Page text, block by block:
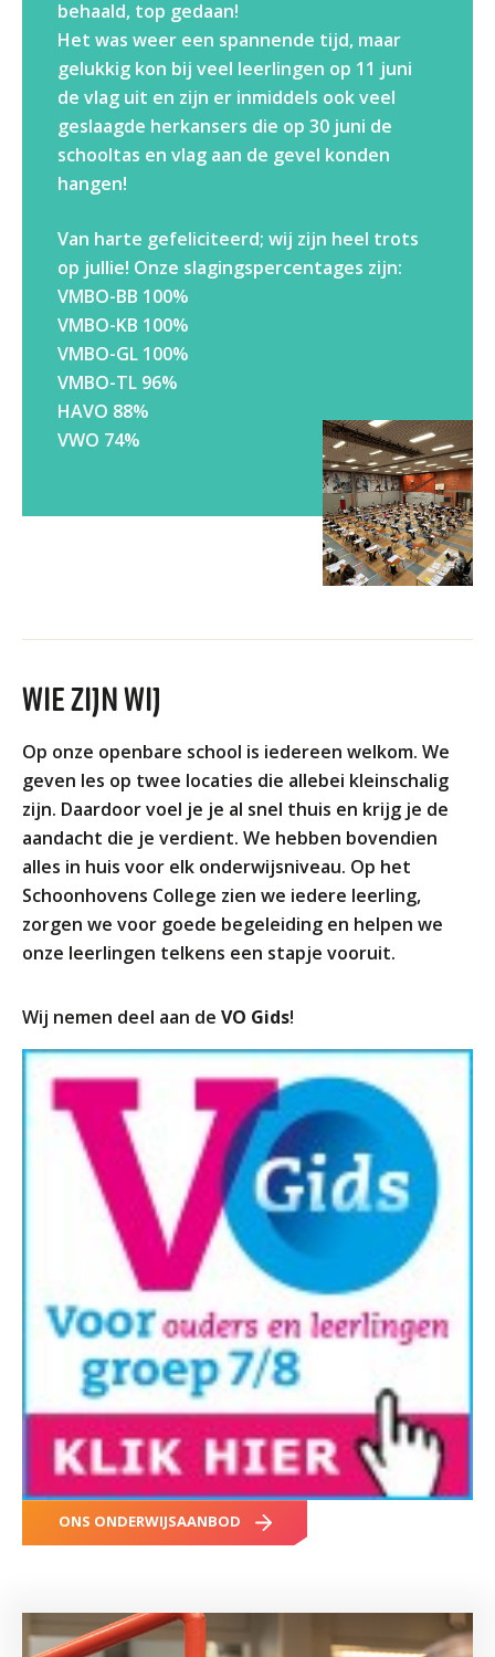
ORGANISATIE
Locaties
Missie en visie
Organisatie
Klachten en integriteit
Kennismaking / Open dagen
Schoolgids
Begeleiding
Profielen vmbo
Onderwijs op vmbo-tl, havo, vwo en tweetalig vwo
Projectklassen vmbo-tl, havo, vwo en tweetalig
vwo
Welke opleidingen bieden we aan?
NIEUWS
VACATURES EN STAGEPLEKKEN
WELKOM
ZOEKEN ELO MAGISTER AURA SCHOOL
GIDS ZERMELO
behaald, top gedaan!
Het was weer een spannende tijd, maar
gelukkig kon bij veel leerlingen op 11 juni
de vlag uit en zijn er inmiddels ook veel
geslaagde herkansers die op 30 juni de
schooltas en vlag aan de gevel konden
hangen!
Van harte gefeliciteerd; wij zijn heel trots
op jullie! Onze slagingspercentages zijn:
VMBO-BB 100%
VMBO-KB 100%
VMBO-GL 100%
VMBO-TL 96%
HAVO 88%
VWO 74%
WIE ZIJN WIJ
Op onze openbare school is iedereen welkom. We
geven les op twee locaties die allebei kleinschalig
zijn. Daardoor voel je je al snel thuis en krijg je de
aandacht die je verdient. We hebben bovendien
alles in huis voor elk onderwijsniveau. Op het
Schoonhovens College zien we iedere leerling,
zorgen we voor goede begeleiding en helpen we
onze leerlingen telkens een stapje vooruit.
Wij nemen deel aan de VO Gids!
ONS ONDERWIJSAANBOD